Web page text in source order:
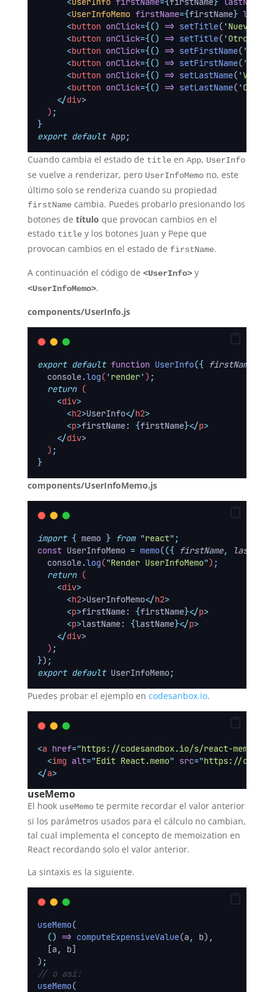
<UserInfoMemo firstName={firstName}
<button onClick={() => setTitle( ' Nuevo
<button onClick={() => setTitle( ' Otro
<button onClick={() => setFirstName( '
<button onClick={() => setFirstName( '
<button onClick={() => setLastName( '
<button onClick={() => setLastName( '
</div>
  )
;
}
export default App;
Cuando cambia el estado de titleen App, UserInfo
se vuelve a renderizar, pero UserInfoMemono, este
último solo se renderiza cuando su propiedad
firstNamecambia. Puedes probarlo presionando los
botones de título que provocan cambios en el
estado titley los botones Juan y Pepe que
provocan cambios en el estado de firstName.
A continuación el código de <UserInfo>y
<UserInfoMemo>.
components/UserInfo.js
export default function UserInfo({ firstName
console.log( ' render' ) ;
return (
<div>
<h2>UserInfo</h2>
<p>firstName: {firstName}</p>
</div>
  )
;
}
components/UserInfoMemo.js
import { memo } from "react" ;
const UserInfoMemo = memo(({ firstName,
lastName
console.log("Render UserInfoMemo") ;
return (
<div>
<h2>UserInfoMemo</h2>
<p>firstName: {firstName}</p>
<p>lastName: {lastName}</p>
</div>
  )
;
}) ;
export default UserInfoMemo;
Puedes probar el ejemplo en codesanbox.io.
<a href="https://codesandbox.io/s/react-memo-
<img alt="Edit React.memo" src="https://
</a>
useMemo
El hook useMemote permite recordar el valor anterior
si los parámetros usados para el cálculo no cambian,
tal cual implementa el concepto de memoization en
React recordando solo el valor anterior.
La sintaxis es la siguiente.
useMemo(
() => computeExpensiveValue(a, b) ,
  [a
,
b]
) ;
// o así:
useMemo(